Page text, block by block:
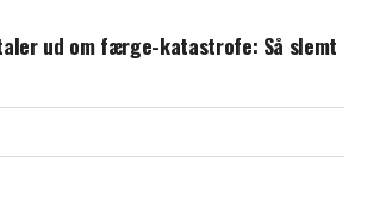
ud om færge-katastrofe: Så slemt